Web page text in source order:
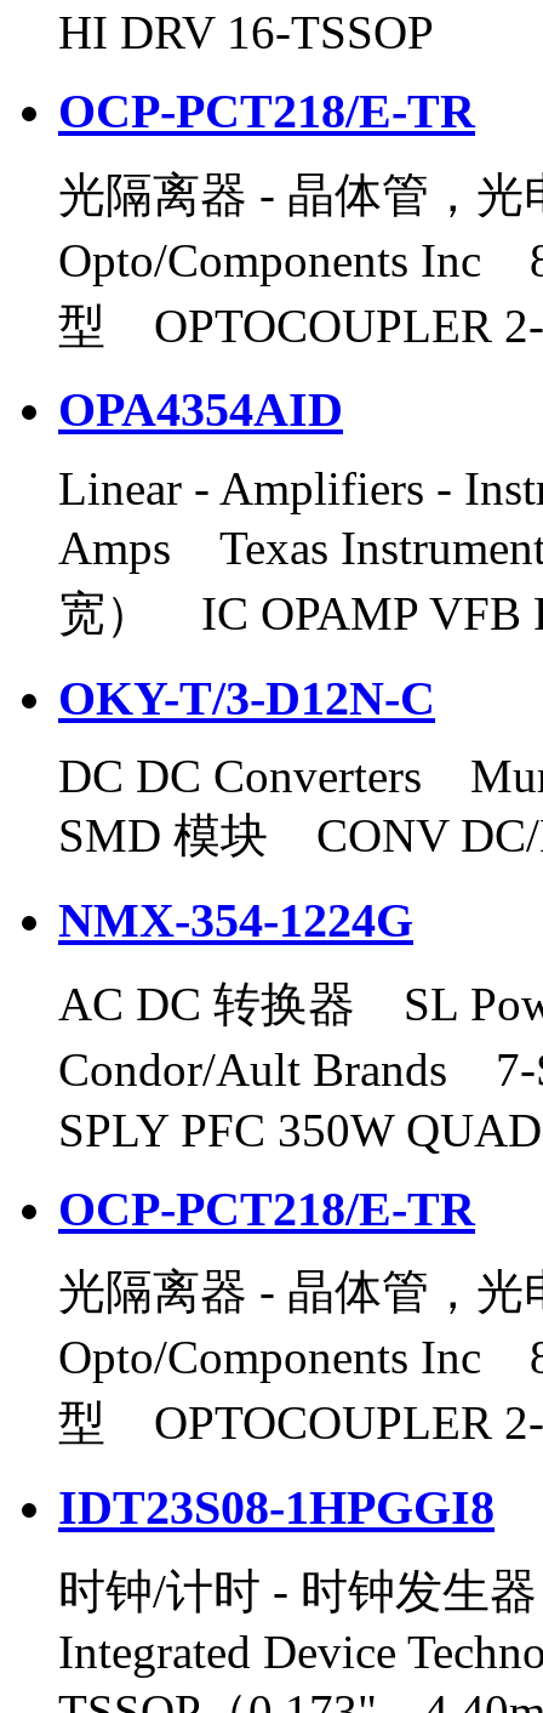
HI DRV 16-TSSOP
OCP-PCT218/E-TR
光隔离器 - 晶体管，
Opto/Components Inc
型 OPTOCOUPLER
OPA4354AID
Linear - Amplifiers -
Amps Texas
宽） IC OPAMP VFB
OKY-T/3-D12N-C
DC DC Converters
SMD 模块 CONV DC/
NMX-354-1224G
AC DC 转换器 SL
Condor/Ault Brands
SPLY PFC 350W
OCP-PCT218/E-TR
光隔离器 - 晶体管，
Opto/Components Inc
型 OPTOCOUPLER
IDT23S08-1HPGGI8
时钟/计时 - 时钟发生
Integrated Device